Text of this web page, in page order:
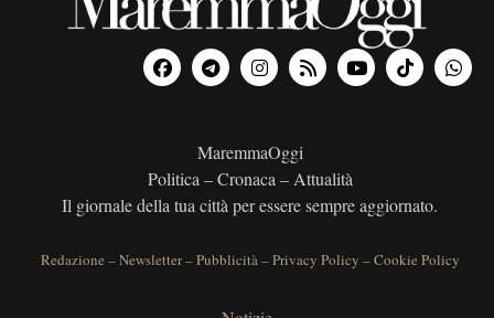
MaremmaOggi
Politica – Cronaca – Attualità
Il giornale della tua città per essere sempre aggiornato.
Redazione –Newsletter–Pubblicità–Privacy Policy –Cookie Policy